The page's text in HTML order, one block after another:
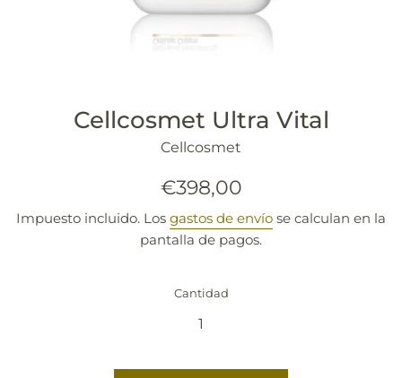
Cellcosmet Ultra Vital
Cellcosmet
Precio
€398,00
Impuesto incluido. Los gastos de envío se calculan en la
pantalla de pagos.
Cantidad